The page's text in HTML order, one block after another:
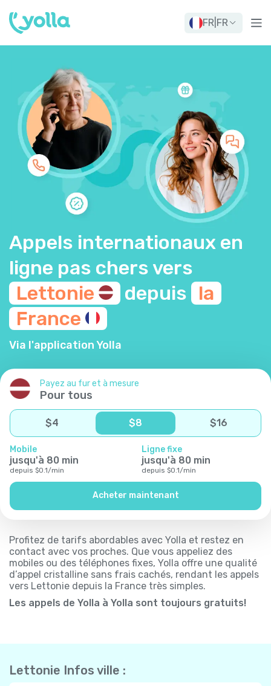
FR FR
Appels internationaux en
ligne pas chers vers
Lettonie
depuis la
France
Via l'application Yolla
Payez au fur et à mesure
Pour tous
$4 $8 $16
Mobile
jusqu'à 80 min
depuis $0.1/min
Ligne fixe
jusqu'à 80 min
depuis $0.1/min
Acheter maintenant
Profitez de tarifs abordables avec Yolla et restez en
contact avec vos proches. Que vous appeliez des
mobiles ou des téléphones fixes, Yolla offre une qualité
d’appel cristalline sans frais cachés, rendant les appels
vers Lettonie depuis la France très simples.
Les appels de Yolla à Yolla sont toujours gratuits!
Lettonie Infos ville :